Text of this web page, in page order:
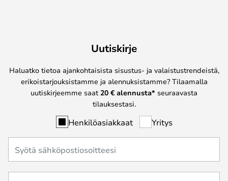
Uutiskirje
Haluatko tietoa ajankohtaisista sisustus- ja valaistustrendeistä,
erikoistarjouksistamme ja alennuksistamme? Tilaamalla
uutiskirjeemme saat 20 € alennusta* seuraavasta
tilauksestasi.
Henkilöasiakkaat Yritys